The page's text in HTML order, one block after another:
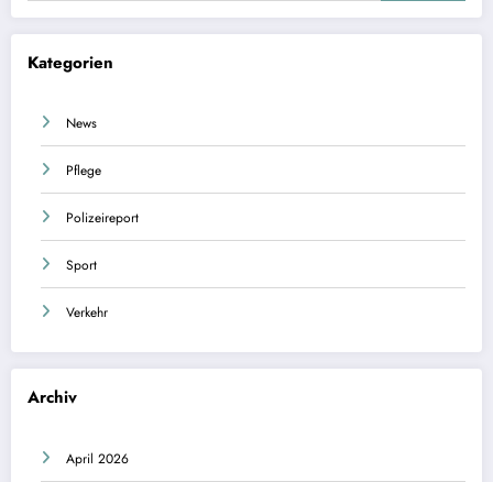
Kategorien
News
Pflege
Polizeireport
Sport
Verkehr
Archiv
April 2026